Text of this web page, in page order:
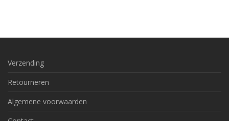
Verzending
Retourneren
Algemene voorwaarden